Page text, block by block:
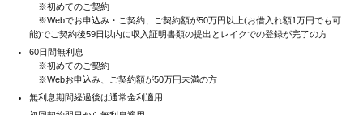
※初めてのご契約
※Webでお申込み・ご契約、ご契約額が50万円以上(お借入れ額1万円でも可
能)でご契約後59日以内に収入証明書類の提出とレイクでの登録が完了の方
60日間無利息
※初めてのご契約
※Webお申込み、ご契約額が50万円未満の方
無利息期間経過後は通常金利適用